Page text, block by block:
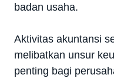
badan usaha.
Aktivitas akuntansi
melibatkan unsur
penting bagi